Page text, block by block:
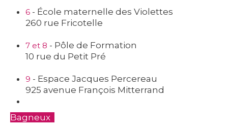
6 - École maternelle des Violettes
260 rue Fricotelle
7 et 8 - Pôle de Formation
10 rue du Petit Pré
9 - Espace Jacques Percereau
925 avenue François Mitterrand
Bagneux